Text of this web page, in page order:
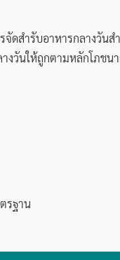
สำรับอาหารกลางวันสำ
งวันให้ถูกตามหลักโภชน
รฐาน